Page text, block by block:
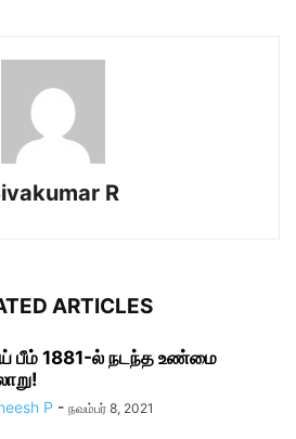
R
ARTICLES
பீம் 1881-ல் நடந்த உண்மை
P - நவம்பர் 8, 2021